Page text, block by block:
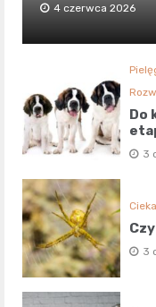
4 czerwca 2026
Do
3
3